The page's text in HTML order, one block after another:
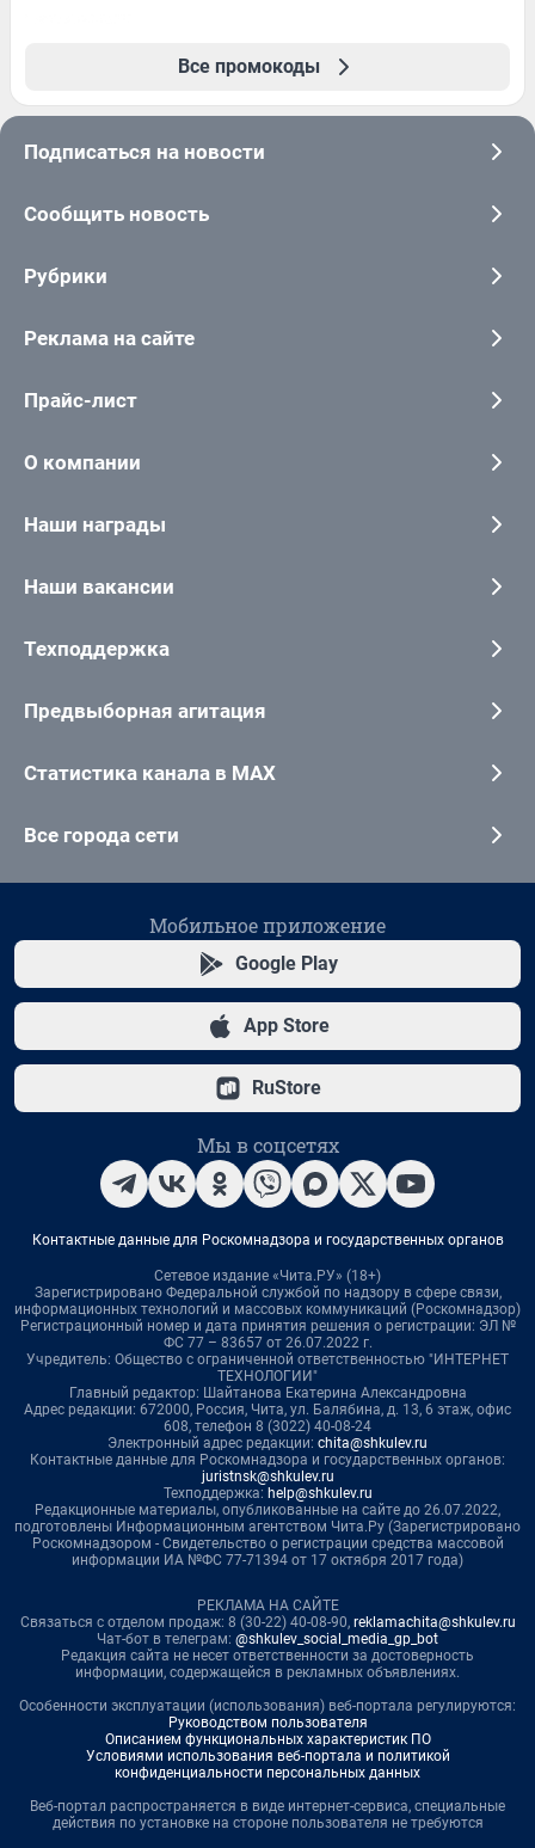
Все промокоды
Подписаться на новости
Сообщить новость
Рубрики
Реклама на сайте
Прайс-лист
О компании
Наши награды
Наши вакансии
Техподдержка
Предвыборная агитация
Статистика канала в MAX
Все города сети
Мобильное приложение
Google Play
App Store
RuStore
Мы в соцсетях
Контактные данные для Роскомнадзора и государственных органов
Сетевое издание «Чита.РУ» (18+)
Зарегистрировано Федеральной службой по надзору в сфере связи,
информационных технологий и массовых коммуникаций (Роскомнадзор)
Регистрационный номер и дата принятия решения о регистрации: ЭЛ №
ФС 77 – 83657 от 26.07.2022 г.
Учредитель: Общество с ограниченной ответственностью "ИНТЕРНЕТ
ТЕХНОЛОГИИ"
Главный редактор: Шайтанова Екатерина Александровна
Адрес редакции: 672000, Россия, Чита, ул. Балябина, д. 13, 6 этаж, офис
608, телефон 8 (3022) 40-08-24
Электронный адрес редакции: chita@shkulev.ru
Контактные данные для Роскомнадзора и государственных органов:
juristnsk@shkulev.ru
Техподдержка: help@shkulev.ru
Редакционные материалы, опубликованные на сайте до 26.07.2022,
подготовлены Информационным агентством Чита.Ру (Зарегистрировано
Роскомнадзором - Свидетельство о регистрации средства массовой
информации ИА №ФС 77-71394 от 17 октября 2017 года)
РЕКЛАМА НА САЙТЕ
Связаться с отделом продаж: 8 (30-22) 40-08-90, reklamachita@shkulev.ru
Чат-бот в телеграм: @shkulev_social_media_gp_bot
Редакция сайта не несет ответственности за достоверность
информации, содержащейся в рекламных объявлениях.
Особенности эксплуатации (использования) веб-портала регулируются:
Руководством пользователя
Описанием функциональных характеристик ПО
Условиями использования веб-портала и политикой
конфиденциальности персональных данных
Веб-портал распространяется в виде интернет-сервиса, специальные
действия по установке на стороне пользователя не требуются